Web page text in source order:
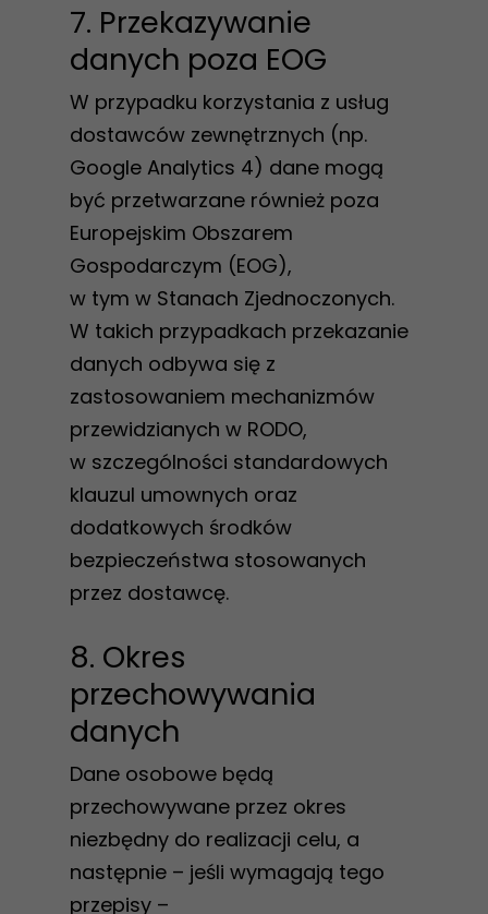
7. Przekazywanie
danych poza EOG
W przypadku korzystania z usług
dostawców zewnętrznych (np.
Google Analytics 4) dane mogą
być przetwarzane również poza
Europejskim Obszarem
Gospodarczym (EOG),
w tym w Stanach Zjednoczonych.
W takich przypadkach przekazanie
danych odbywa się z
zastosowaniem mechanizmów
przewidzianych w RODO,
w szczególności standardowych
klauzul umownych oraz
dodatkowych środków
bezpieczeństwa stosowanych
przez dostawcę.
8. Okres
przechowywania
danych
Dane osobowe będą
przechowywane przez okres
niezbędny do realizacji celu, a
następnie – jeśli wymagają tego
przepisy –